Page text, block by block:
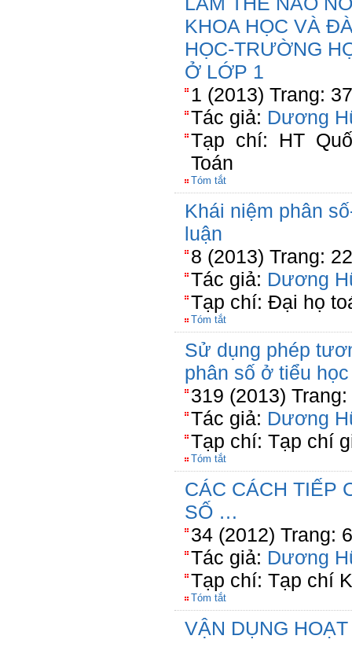
KHOA HỌC VÀ
HỌC-TRƯỜNG
Ở LỚP 1
1 (2013) Trang: 37
Tác giả: Dương
Tạp chí: HT
Toán
Tóm tắt
Khái niệm phân
luận
8 (2013) Trang:
Tác giả: Dương
Tạp chí: Đại họ
Tóm tắt
Sử dụng phép
phân số ở tiểu học
319 (2013) Trang:
Tác giả: Dương
Tạp chí: Tạp chí
Tóm tắt
CÁC CÁCH TIẾP
SỐ …
34 (2012) Trang:
Tác giả: Dương
Tạp chí: Tạp chí
Tóm tắt
VẬN DỤNG